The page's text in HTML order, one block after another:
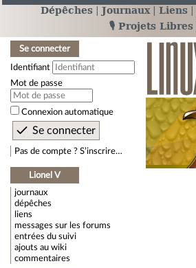
Dépêches Journaux Liens
🎙️ Projets Libres
Se connecter
Identifiant
Mot de passe
Connexion automatique
Pas de compte ? S’inscrire…
Lionel V
journaux
dépêches
liens
messages sur les forums
entrées du suivi
ajouts au wiki
commentaires